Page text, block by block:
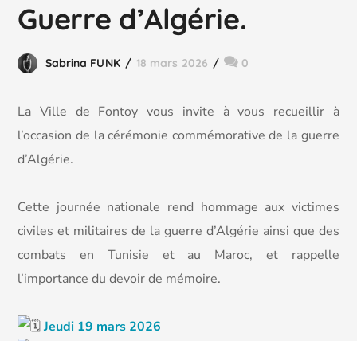
Guerre d’Algérie.
Sabrina FUNK 18 mars 2026 0
La Ville de Fontoy vous invite à vous recueillir à
l’occasion de la cérémonie commémorative de la guerre
d’Algérie.
Cette journée nationale rend hommage aux victimes
civiles et militaires de la guerre d’Algérie ainsi que des
combats en Tunisie et au Maroc, et rappelle
l’importance du devoir de mémoire.
Jeudi 19 mars 2026